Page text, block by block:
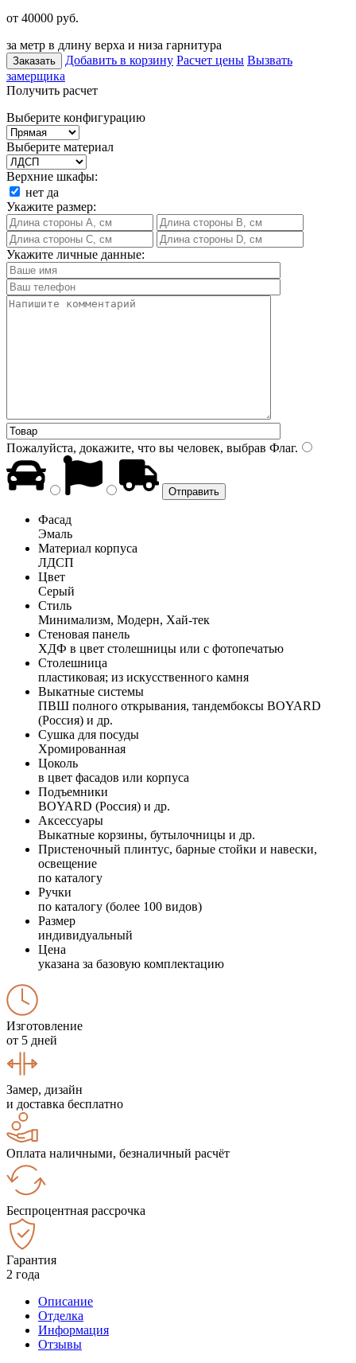
от 40000 руб.
за метр в длину верха и низа гарнитура
Заказать Добавить в корзину Расчет цены Вызвать
замерщика
Получить расчет
Выберите конфигурацию
Выберите материал
Верхние шкафы:
нет да
Укажите размер:
Укажите личные данные:
Пожалуйста, докажите, что вы человек, выбрав Флаг.
Фасад
Эмаль
Материал корпуса
ЛДСП
Цвет
Серый
Стиль
Минимализм, Модерн, Хай-тек
Стеновая панель
ХДФ в цвет столешницы или с фотопечатью
Столешница
пластиковая; из искусственного камня
Выкатные системы
ПВШ полного открывания, тандембоксы BOYARD
(Россия) и др.
Сушка для посуды
Хромированная
Цоколь
в цвет фасадов или корпуса
Подъемники
BOYARD (Россия) и др.
Аксессуары
Выкатные корзины, бутылочницы и др.
Пристеночный плинтус, барные стойки и навески,
освещение
по каталогу
Ручки
по каталогу (более 100 видов)
Размер
индивидуальный
Цена
указана за базовую комплектацию
Изготовление
от 5 дней
Замер, дизайн
и доставка бесплатно
Оплата наличными, безналичный расчёт
Беспроцентная рассрочка
Гарантия
2 года
Описание
Отделка
Информация
Отзывы